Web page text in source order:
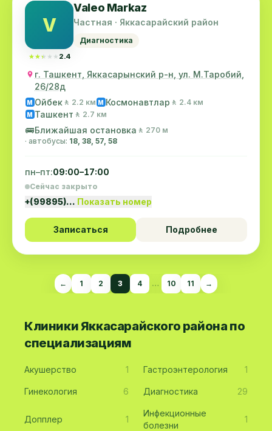
V
★★★★★
★★★★★ 2.4
Valeo Markaz
Частная · Яккасарайский район
Диагностика
г. Ташкент, Яккасарынский р-н, ул. М.Таробий,
26/28д
M Ойбек 🚶 2.2 км M Космонавтлар 🚶 2.4 км
M Ташкент 🚶 2.7 км
🚌Ближайшая остановка 🚶 270 м
· автобусы: 18, 38, 57, 58
пн–пт:09:00–17:00
Сейчас закрыто
+(99895)… Показать номер
Записаться Подробнее
← 1 2 3 4 … 10 11 →
Клиники Яккасарайского района по
специализациям
Акушерство 1 Гастроэнтерология 1
Гинекология 6 Диагностика 29
Допплер 1
Инфекционные
болезни
1